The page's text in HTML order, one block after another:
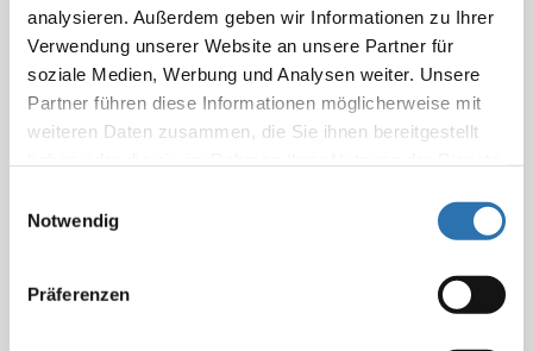
analysieren. Außerdem geben wir Informationen zu Ihrer
Verwendung unserer Website an unsere Partner für
soziale Medien, Werbung und Analysen weiter. Unsere
Partner führen diese Informationen möglicherweise mit
weiteren Daten zusammen, die Sie ihnen bereitgestellt
Cookies, wenn Sie unsere Webseite weiterhin
Notwendig
Präferenzen
online.de). Dieses führt weltweit einmalig eine
kontinuierliche Erfassung von Qualitätsparametern in
deutschen Krankenhäusern mit kontinuierlicher
Bewertung und Begleitung dieser Einrichtung durch.
(„Oh, you are talking to the hospitals“ holländischer
Die gleichen Partner sind Träger der „Kooperation für
einzigen Einrichtung in Deutschland, die für alle